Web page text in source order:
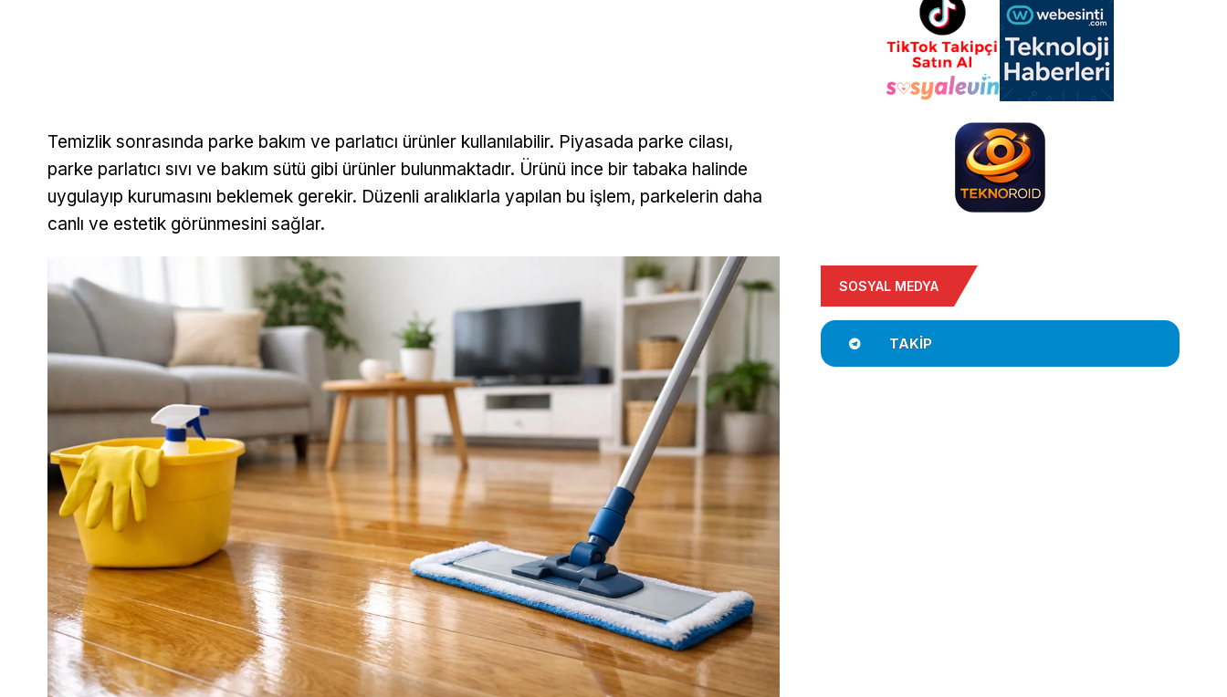
Temizlik sonrasında parke bakım ve parlatıcı ürünler kullanılabilir. Piyasada parke cilası,
parke parlatıcı sıvı ve bakım sütü gibi ürünler bulunmaktadır. Ürünü ince bir tabaka halinde
uygulayıp kurumasını beklemek gerekir. Düzenli aralıklarla yapılan bu işlem, parkelerin daha
canlı ve estetik görünmesini sağlar.
SOSYAL MEDYA
TAKIP